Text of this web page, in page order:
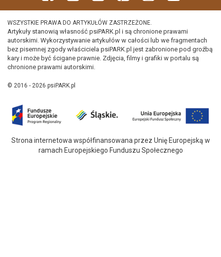
WSZYSTKIE PRAWA DO ARTYKUŁÓW ZASTRZEŻONE.
Artykuły stanowią własność psiPARK.pl i są chronione prawami
autorskimi. Wykorzystywanie artykułów w całości lub we fragmentach
bez pisemnej zgody właściciela psiPARK.pl jest zabronione pod groźbą
kary i może być ścigane prawnie. Zdjęcia, filmy i grafiki w portalu są
chronione prawami autorskimi.
© 2016 - 2026 psiPARK.pl
Strona internetowa współfinansowana przez Unię Europejską w
ramach Europejskiego Funduszu Społecznego